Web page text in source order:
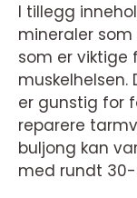
I tillegg
mineraler
som er viktige
muskelhelsen.
er gunstig for
reparere
buljong kan
med rundt 30-